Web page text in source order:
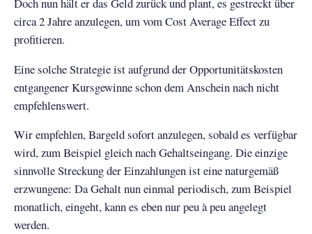
circa 2 Jahre anzulegen, um vom Cost Average Effect zu
profitieren.
Eine solche Strategie ist aufgrund der Opportunitätskosten
entgangener Kursgewinne schon dem Anschein nach nicht
empfehlenswert.
Wir empfehlen, Bargeld sofort anzulegen, sobald es verfügbar
wird, zum Beispiel gleich nach Gehaltseingang. Die einzige
sinnvolle Streckung der Einzahlungen ist eine naturgemäß
erzwungene: Da Gehalt nun einmal periodisch, zum Beispiel
monatlich, eingeht, kann es eben nur peu à peu angelegt
werden.